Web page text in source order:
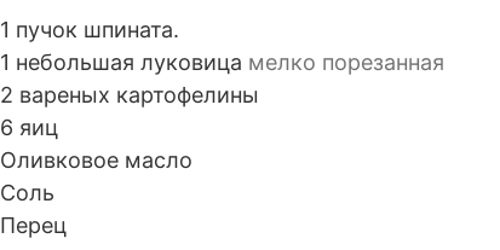
1 пучок шпината.
1 небольшая луковица мелко порезанная
2 вареных картофелины
6 яиц
Оливковое масло
Соль
Перец